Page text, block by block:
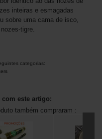
inteiras e esmagadas
sobre uma cama de isco,
tigre.
categorias:
este artigo:
também compraram :